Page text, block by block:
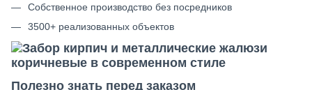
Собственное производство без посредников
3500+ реализованных объектов
Полезно знать перед заказом